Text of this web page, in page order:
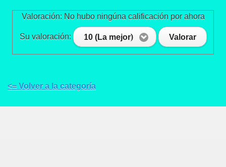
Valoración: No hubo ningúna calificación por ahora
Su valoración: 10 (La mejor) Valorar
<= Volver a la categoría